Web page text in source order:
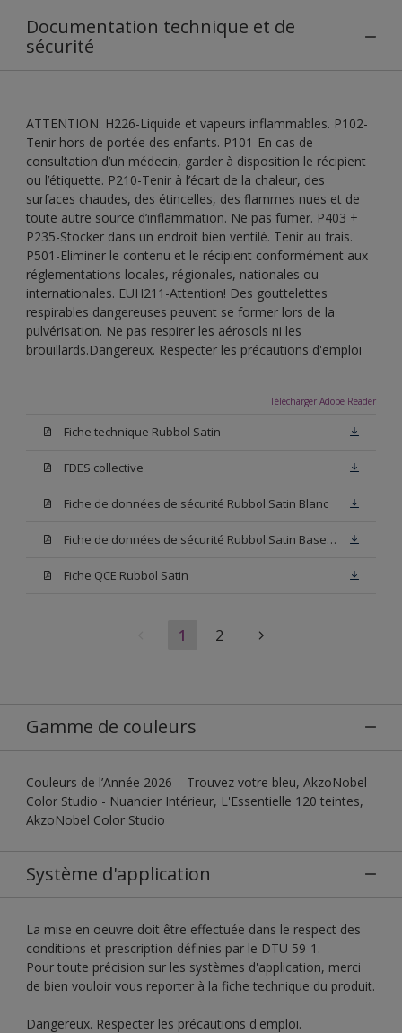
Documentation technique et de
sécurité
ATTENTION. H226-Liquide et vapeurs inflammables. P102-
Tenir hors de portée des enfants. P101-En cas de
consultation d’un médecin, garder à disposition le récipient
ou l’étiquette. P210-Tenir à l’écart de la chaleur, des
surfaces chaudes, des étincelles, des flammes nues et de
toute autre source d’inflammation. Ne pas fumer. P403 +
P235-Stocker dans un endroit bien ventilé. Tenir au frais.
P501-Eliminer le contenu et le récipient conformément aux
réglementations locales, régionales, nationales ou
internationales. EUH211-Attention! Des gouttelettes
respirables dangereuses peuvent se former lors de la
pulvérisation. Ne pas respirer les aérosols ni les
brouillards.Dangereux. Respecter les précautions d'emploi
Télécharger Adobe Reader
Fiche technique Rubbol Satin
FDES collective
Fiche de données de sécurité Rubbol Satin Blanc
Fiche de données de sécurité Rubbol Satin Base W05
Fiche QCE Rubbol Satin
1 2
Gamme de couleurs
Couleurs de l’Année 2026 – Trouvez votre bleu, AkzoNobel
Color Studio - Nuancier Intérieur, L'Essentielle 120 teintes,
AkzoNobel Color Studio
Système d'application
La mise en oeuvre doit être effectuée dans le respect des
conditions et prescription définies par le DTU 59-1.
Pour toute précision sur les systèmes d'application, merci
de bien vouloir vous reporter à la fiche technique du produit.
Dangereux. Respecter les précautions d'emploi.